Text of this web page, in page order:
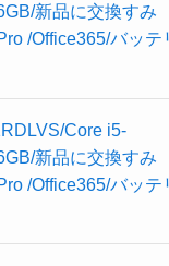
新品に交換すみ
/Office365/バッテ
Core i5-
新品に交換すみ
/Office365/バッテ